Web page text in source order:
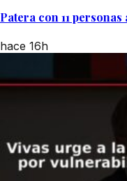
Patera con 11
hace 16h